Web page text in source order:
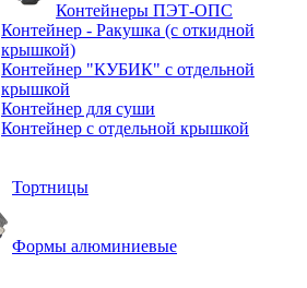
Контейнеры ПЭТ-ОПС
Контейнер - Ракушка (с откидной
крышкой)
Контейнер "КУБИК" с отдельной
крышкой
Контейнер для суши
Контейнер с отдельной крышкой
Тортницы
Формы алюминиевые